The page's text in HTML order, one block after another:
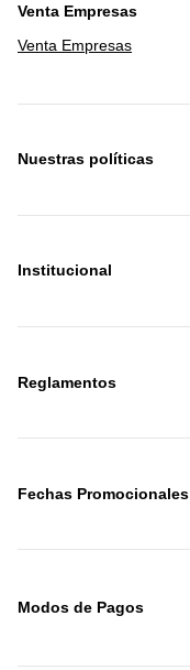
Venta Empresas
Venta Empresas
Nuestras políticas
Institucional
Reglamentos
Fechas Promocionales
Modos de Pagos